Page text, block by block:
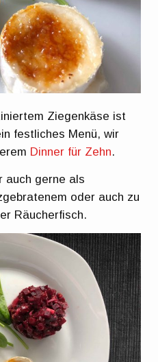
Ziegenkäse ist
festliches Menü, wir
Dinner für Zehn.
auch gerne als
oder auch zu
Räucherfisch.